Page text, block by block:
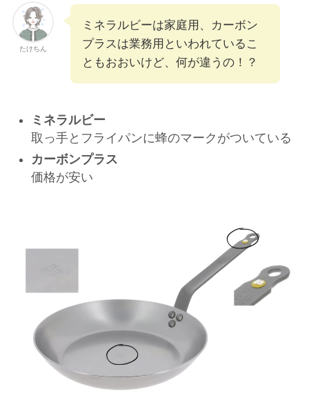
たけちん
ミネラルビーは家庭用、カーボン
プラスは業務用といわれているこ
ともおおいけど、何が違うの！？
ミネラルビー
取っ手とフライパンに蜂のマークがついている
カーボンプラス
価格が安い